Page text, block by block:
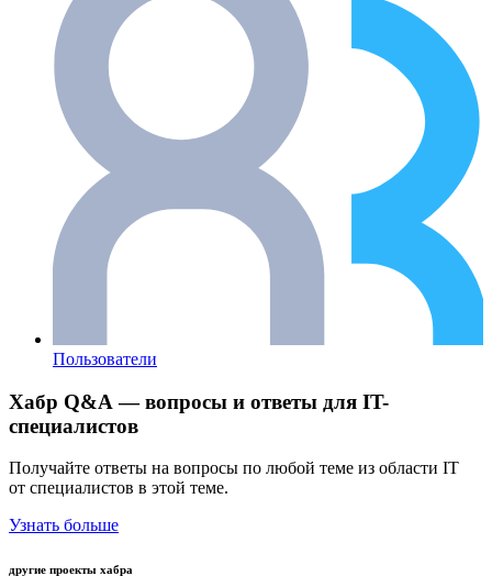
Пользователи
Хабр Q&A — вопросы и ответы для IT-
специалистов
Получайте ответы на вопросы по любой теме из области IT
от специалистов в этой теме.
Узнать больше
другие проекты хабра